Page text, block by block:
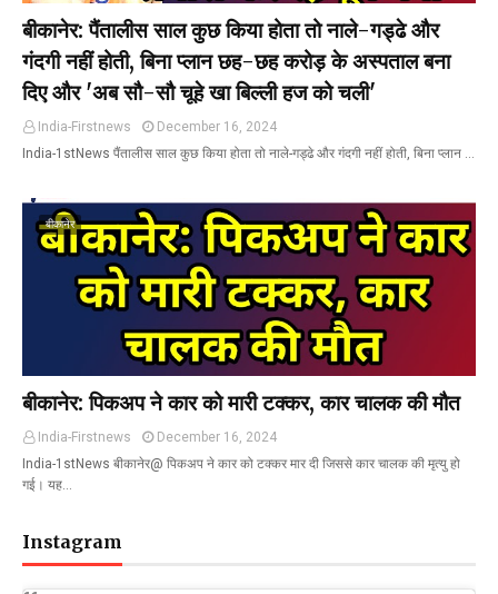
बीकानेर: पैंतालीस साल कुछ किया होता तो नाले-गड्ढे और
गंदगी नहीं होती, बिना प्लान छह-छह करोड़ के अस्पताल बना
दिए और 'अब सौ-सौ चूहे खा बिल्ली हज को चली'
India-Firstnews
December 16, 2024
India-1stNews पैंतालीस साल कुछ किया होता तो नाले-गड्ढे और गंदगी नहीं होती, बिना प्लान …
बीकानेर
बीकानेर: पिकअप ने कार को मारी टक्कर, कार चालक की मौत
India-Firstnews
December 16, 2024
India-1stNews बीकानेर@ पिकअप ने कार को टक्कर मार दी जिससे कार चालक की मृत्यु हो
गई। यह…
Instagram